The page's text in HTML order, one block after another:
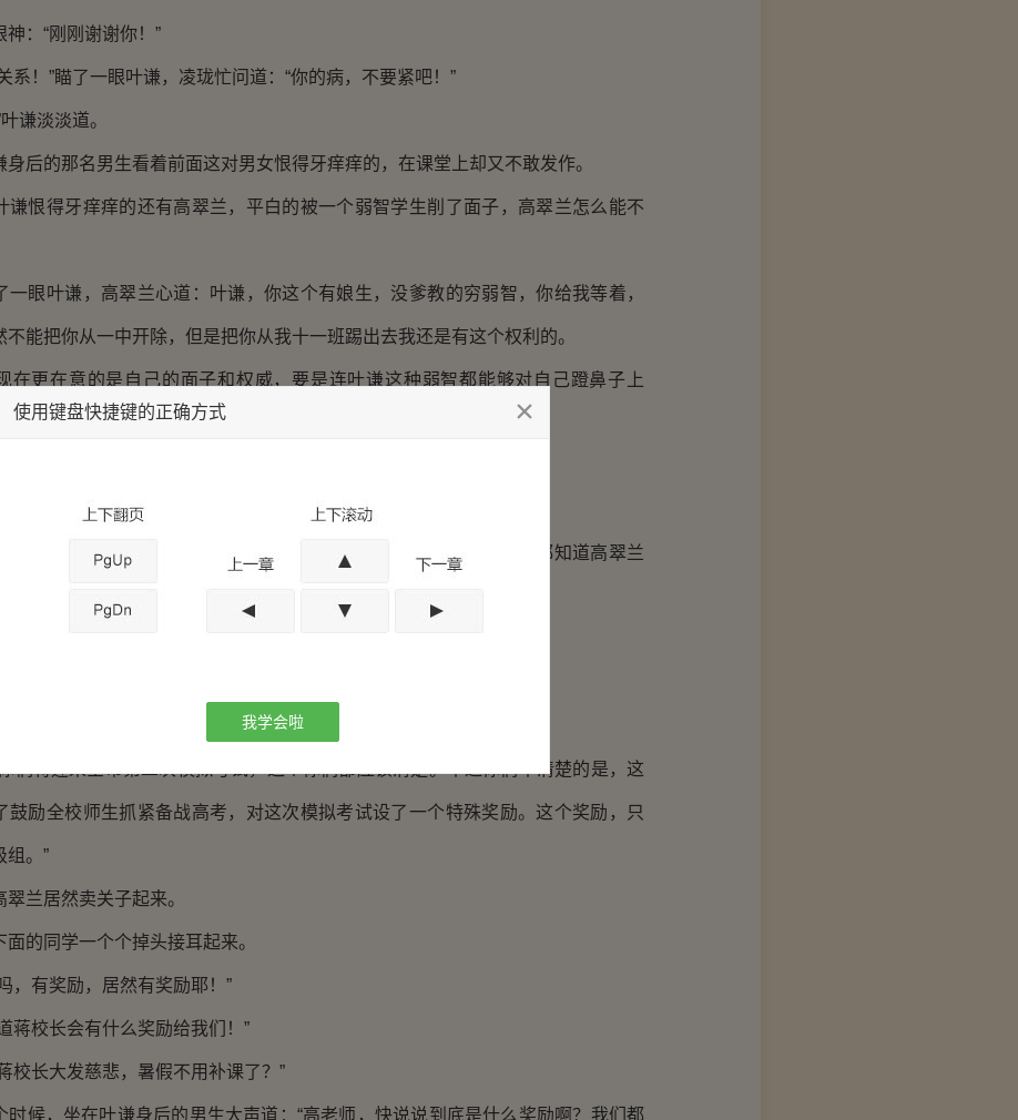
：“刚刚谢谢你！”
！”瞄了一眼叶谦，凌珑忙问道：“你的病，不要紧吧！”
谦淡淡道。
的那名男生看着前面这对男女恨得牙痒痒的，在课堂上却又不敢发作。
得牙痒痒的还有高翠兰，平白的被一个弱智学生削了面子，高翠兰怎么能不
叶谦，高翠兰心道：叶谦，你这个有娘生，没爹教的穷弱智，你给我等着，
不能把你从一中开除，但是把你从我十一班踢出去我还是有这个权利的。
更在意的是自己的面子和权威，要是连叶谦这种弱智都能够对自己蹬鼻子上
以后还怎么管理好这个班级呢？
刻一片寂静，寂静的诡异。所有人的目光都集中在高翠兰的身上。
一阵阴晴，很快，她故意咳嗽了一声，大步朝讲台走了过去。
视了一下整个班级，所有人都低着头，不敢对视，聪明的学生都知道高翠兰
中烧。这个时候谁出头就是一个死字。
高翠兰眼神一转，计上心头。
有一件事情要宣布！”
余名同学都竖着耳朵听，生怕漏了什么似的。
将迎来全市第二次模拟考试，这个你们都应该清楚。不过你们不清楚的是，这
鼓励全校师生抓紧备战高考，对这次模拟考试设了一个特殊奖励。这个奖励，只
组。”
兰居然卖关子起来。
同学一个个掉头接耳起来。
有奖励，居然有奖励耶！”
校长会有什么奖励给我们！”
长大发慈悲，暑假不用补课了？”
，坐在叶谦身后的男生大声道：“高老师，快说说到底是什么奖励啊？我们都
使用键盘快捷键的正确方式
我学会啦